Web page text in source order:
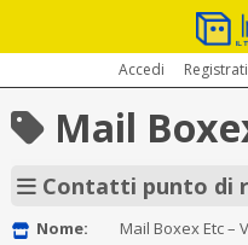
Accedi Registrati
Mail
Contatti punto di
Nome:
Mail Boxex Etc –